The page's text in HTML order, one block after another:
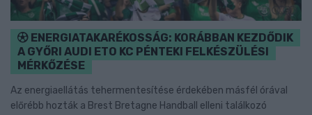
ENERGIATAKARÉKOSSÁG: KORÁBBAN KEZDŐDIK
A GYŐRI AUDI ETO KC PÉNTEKI FELKÉSZÜLÉSI
MÉRKŐZÉSE
Az energiaellátás tehermentesítése érdekében másfél órával
előrébb hozták a Brest Bretagne Handball elleni találkozó